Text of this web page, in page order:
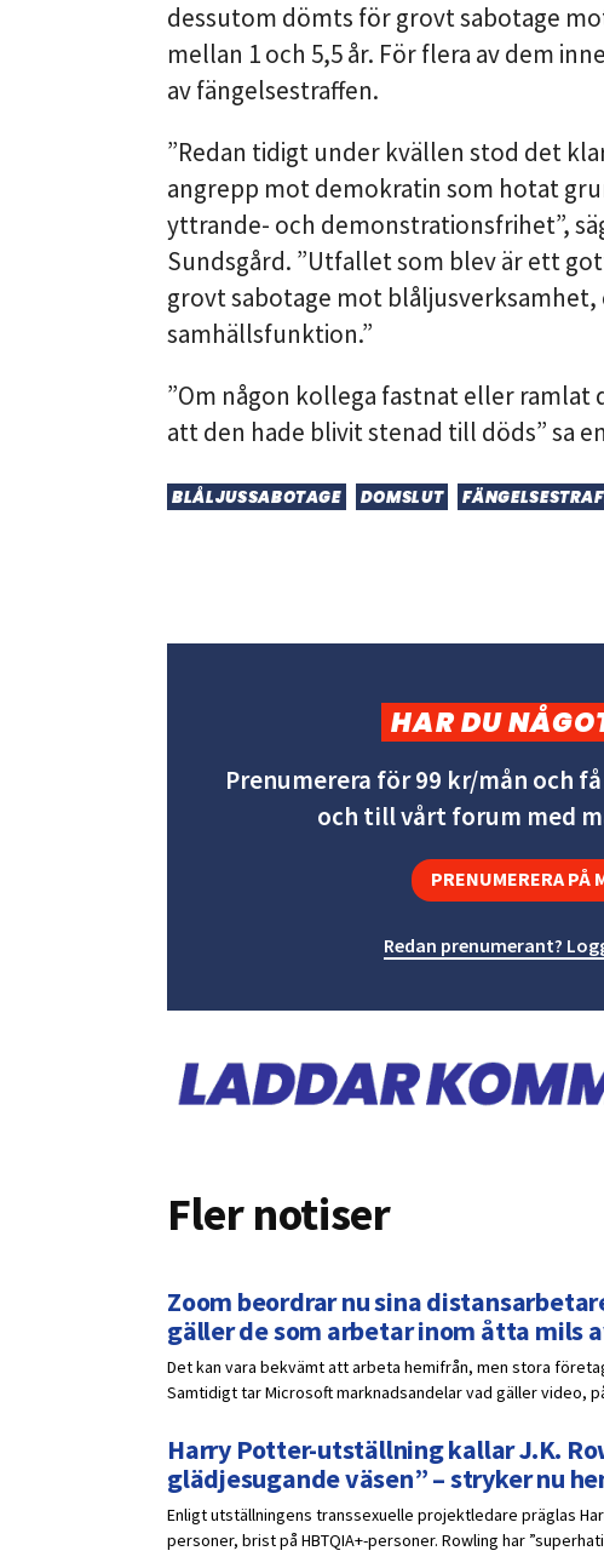
dessutom dömts för grovt sabotage
mellan 1 och 5,5 år. För flera av dem
av fängelsestraffen.
”Redan tidigt under kvällen stod det
angrepp mot demokratin som hotat
yttrande- och demonstrationsfrihet”,
Sundsgård. ”Utfallet som blev är ett
grovt sabotage mot
samhällsfunktion.”
”Om någon kollega fastnat eller ramlat
att den hade blivit stenad till döds” sa
BLÅLJUSSABOTAGE DOMSLUT
HAR DU
Prenumerera för 99 kr/mån och
och till vårt forum med
PRENUMERERA PÅ
Redan prenumerant?
Fler notiser
Zoom beordrar nu sina
gäller de som arbetar inom åtta mils
Det kan vara bekvämt att arbeta hemifrån, men stora
Samtidigt tar Microsoft marknadsandelar vad gäller video,
Harry Potter-utställning kallar J.K.
glädjesugande väsen” – stryker nu
Enligt utställningens transsexuelle projektledare präglas
personer, brist på HBTQIA+-personer. Rowling har